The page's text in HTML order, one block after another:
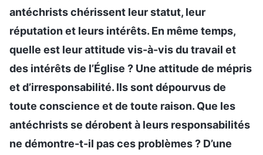
antéchrists chérissent leur statut, leur
réputation et leurs intérêts. En même temps,
quelle est leur attitude vis-à-vis du travail et
des intérêts de l’Église ? Une attitude de mépris
et d’irresponsabilité. Ils sont dépourvus de
toute conscience et de toute raison. Que les
antéchrists se dérobent à leurs responsabilités
ne démontre-t-il pas ces problèmes ? D’une